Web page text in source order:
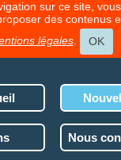
sur ce site,
des contenus
légales. OK
Nous